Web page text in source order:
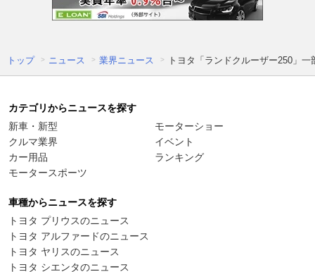
トップ ニュース 業界ニュース トヨタ「ランドクルーザー250」
カテゴリからニュースを探す
新車・新型
クルマ業界
カー用品
モータースポーツ
モーターショー
イベント
ランキング
車種からニュースを探す
トヨタ プリウスのニュース
トヨタ アルファードのニュース
トヨタ ヤリスのニュース
トヨタ シエンタのニュース